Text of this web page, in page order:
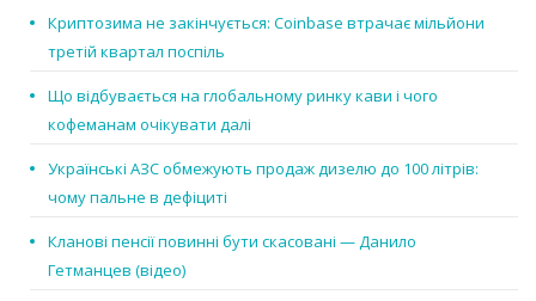
Криптозима не закінчується: Coinbase втрачає мільйони
третій квартал поспіль
Що відбувається на глобальному ринку кави і чого
кофеманам очікувати далі
Українські АЗС обмежують продаж дизелю до 100 літрів:
чому пальне в дефіциті
Кланові пенсії повинні бути скасовані — Данило
Гетманцев (відео)